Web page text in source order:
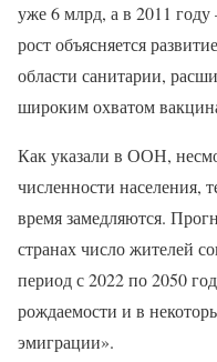
уже 6 млрд, а в 2011
рост объясняется
области санитарии,
широким охватом
Как указали в ООН,
численности населения,
время замедляются.
странах число жителей
период с 2022 по 2050
рождаемости и в
эмиграции».